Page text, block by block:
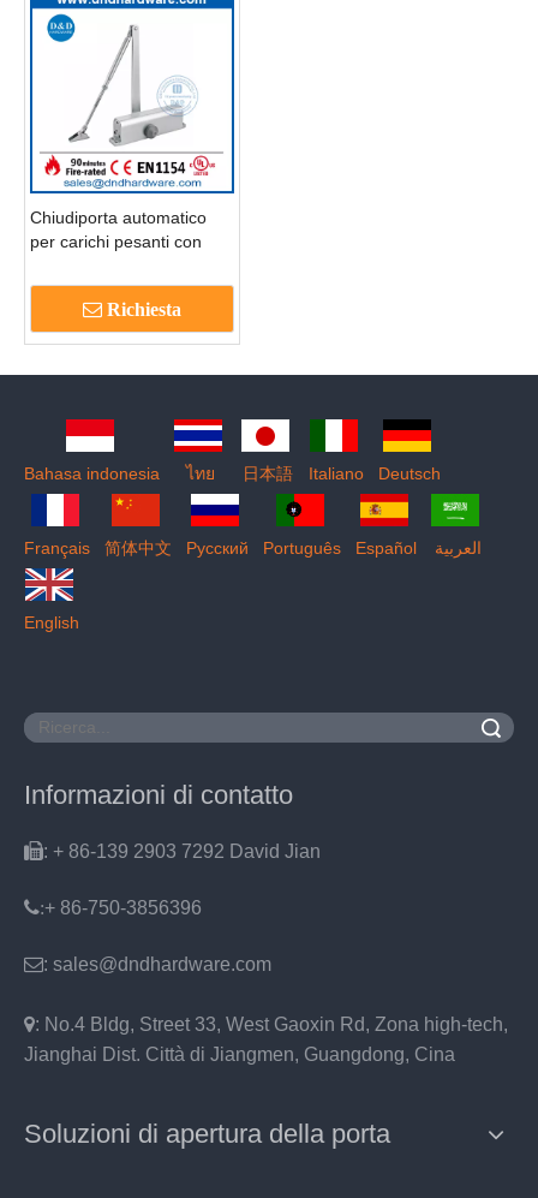
Chiudiporta automatico
per carichi pesanti con
DDDC004
Richiesta
Bahasa indonesia ไทย 日本語 Italiano Deutsch
Français 简体中文 Pусский Português Español العربية
English
Informazioni di contatto
: + 86-139 2903 7292 David Jian
:+ 86-750-3856396
: sales@dndhardware.com
: No.4 Bldg, Street 33, West Gaoxin Rd, Zona high-tech,
Jianghai Dist. Città di Jiangmen, Guangdong, Cina
Soluzioni di apertura della porta